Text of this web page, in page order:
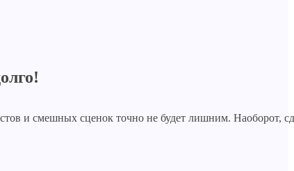
и смешных сценок точно не будет лишним. Наоборот,